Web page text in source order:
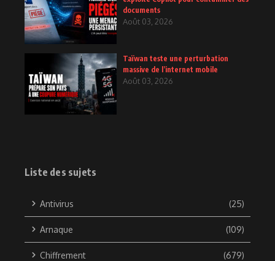
documents
Août 03, 2026
Taïwan teste une perturbation
massive de l’internet mobile
Août 03, 2026
Liste des sujets
Antivirus (25)
Arnaque (109)
Chiffrement (679)